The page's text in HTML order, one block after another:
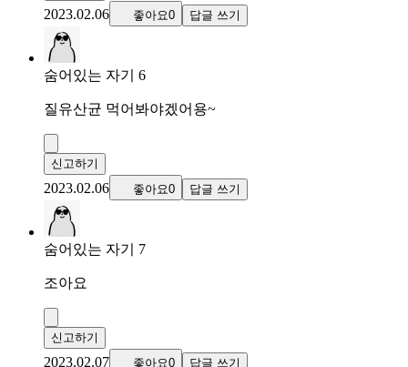
2023.02.06 좋아요0 답글 쓰기
숨어있는 자기 6
질유산균 먹어봐야겠어용~
신고하기
2023.02.06 좋아요0 답글 쓰기
숨어있는 자기 7
조아요
신고하기
2023.02.07 좋아요0 답글 쓰기